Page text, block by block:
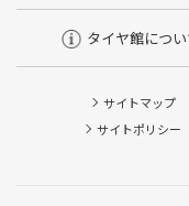
タイヤ館につ
サイトマップ
サイトポリシー